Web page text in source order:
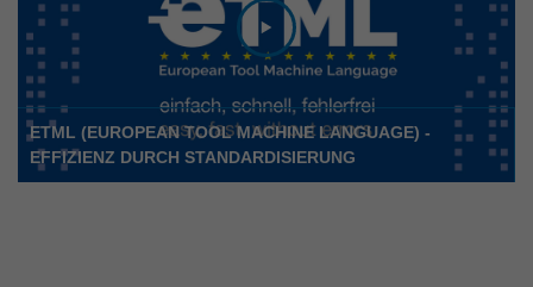
ETML (EUROPEAN TOOL MACHINE LANGUAGE) -
EFFIZIENZ DURCH STANDARDISIERUNG